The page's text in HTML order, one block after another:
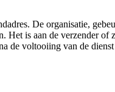
De organisatie,
is aan de verzender
de voltooiing van de